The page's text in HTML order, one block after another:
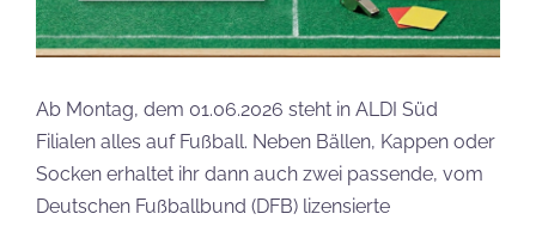
Ab Montag, dem 01.06.2026 steht in ALDI Süd
Filialen alles auf Fußball. Neben Bällen, Kappen oder
Socken erhaltet ihr dann auch zwei passende, vom
Deutschen Fußballbund (DFB) lizensierte